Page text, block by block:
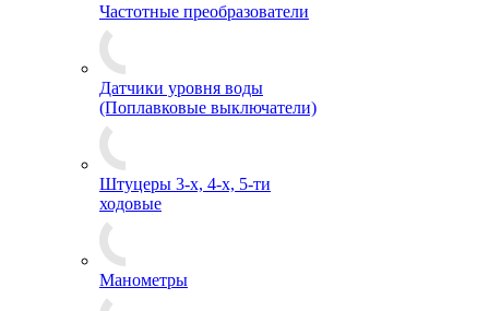
Частотные преобразователи
Датчики уровня воды
(Поплавковые выключатели)
Штуцеры 3-х, 4-х, 5-ти
ходовые
Манометры